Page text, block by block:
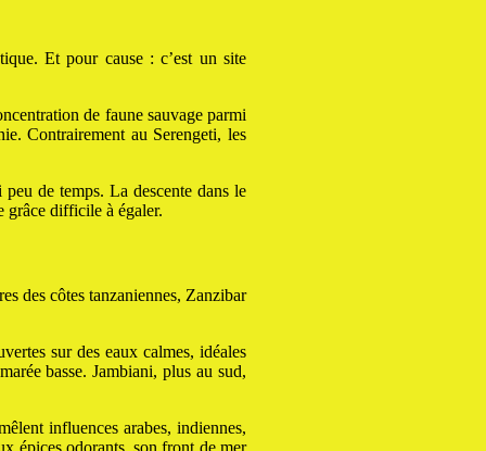
Et pour cause : c’est un site
de faune sauvage parmi
Contrairement au Serengeti, les
de temps. La descente dans le
grâce difficile à égaler.
des côtes tanzaniennes, Zanzibar
sur des eaux calmes, idéales
basse. Jambiani, plus au sud,
influences arabes, indiennes,
épices odorants, son front de mer